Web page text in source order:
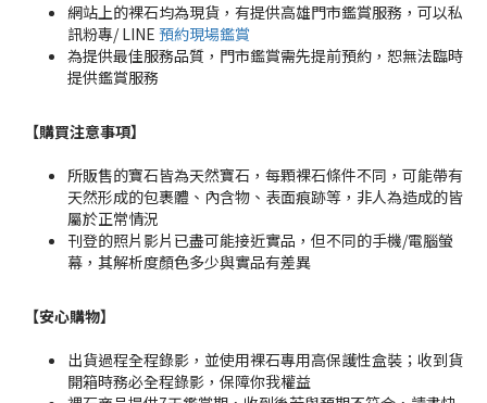
網站上的裸石均為現貨，有提供高雄門市鑑賞服務，可以私
訊粉專/ LINE 預約現場鑑賞
為提供最佳服務品質，門市鑑賞需先提前預約，恕無法臨時
提供鑑賞服務
【購買注意事項】
所販售的寶石皆為天然寶石，每顆裸石條件不同，可能帶有
天然形成的包裹體、內含物、表面痕跡等，非人為造成的皆
屬於正常情況
刊登的照片影片已盡可能接近實品，但不同的手機/電腦螢
幕，其解析度顏色多少與實品有差異
【安心購物】
出貨過程全程錄影，並使用裸石專用高保護性盒裝；收到貨
開箱時務必全程錄影，保障你我權益